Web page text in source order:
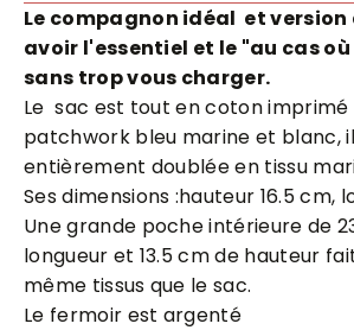
Le compagnon idéal et
avoir l'essentiel et le "au cas
sans trop vous charger.
Le sac est tout en coton imprimé
patchwork bleu marine et blanc,
entièrement doublée en tissu
Ses dimensions :hauteur 16.5 cm,
Une grande poche intérieure de
longueur et 13.5 cm de hauteur
même tissus que le sac.
Le fermoir est argenté